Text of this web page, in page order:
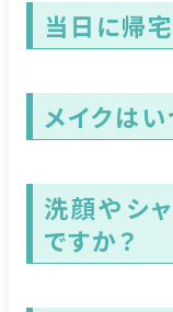
当日に帰
メイクは
洗顔やシ
ですか？